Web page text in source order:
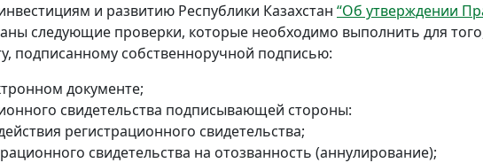
и развитию Республики Казахстан “Об утверждении
следующие проверки, которые необходимо выполнить для
подписанному собственноручной подписью:
документе;
свидетельства подписывающей стороны:
регистрационного свидетельства;
свидетельства на отозванность (аннулирование);